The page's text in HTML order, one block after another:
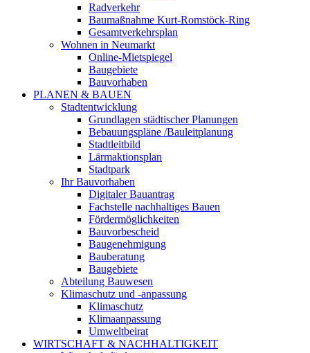
Radverkehr
Baumaßnahme Kurt-Romstöck-Ring
Gesamtverkehrsplan
Wohnen in Neumarkt
Online-Mietspiegel
Baugebiete
Bauvorhaben
PLANEN & BAUEN
Stadtentwicklung
Grundlagen städtischer Planungen
Bebauungspläne /Bauleitplanung
Stadtleitbild
Lärmaktionsplan
Stadtpark
Ihr Bauvorhaben
Digitaler Bauantrag
Fachstelle nachhaltiges Bauen
Fördermöglichkeiten
Bauvorbescheid
Baugenehmigung
Bauberatung
Baugebiete
Abteilung Bauwesen
Klimaschutz und -anpassung
Klimaschutz
Klimaanpassung
Umweltbeirat
WIRTSCHAFT & NACHHALTIGKEIT